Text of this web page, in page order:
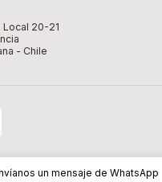
Local 20-21
- Chile
Desarrollado por
un mensaje de WhatsApp